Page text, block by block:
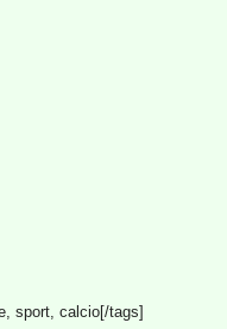
sport, calcio[/tags]